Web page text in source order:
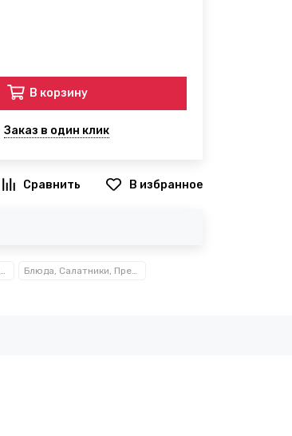
В корзину
Заказ в один клик
В избранное
Посуда, кухонные аксессуары и принадлежности TM Kamille TM Ofenbach Блюда, Салатники, Предметы сервировки Kamille™